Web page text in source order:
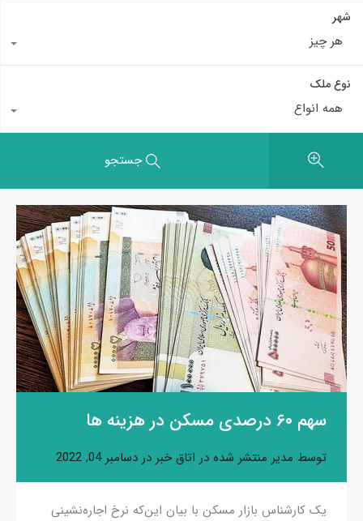
شهر
هر چیز
نوع ملک
همه انواع
جستجو
سهم ۶۰ درصدی مسکن در هزینه ها
توسط مدیر منتشر شده در اتاق خبر در دسامبر 04, 2022
یک کارشناس بازار مسکن با بیان این‌که نرخ اجاره‌نشینی